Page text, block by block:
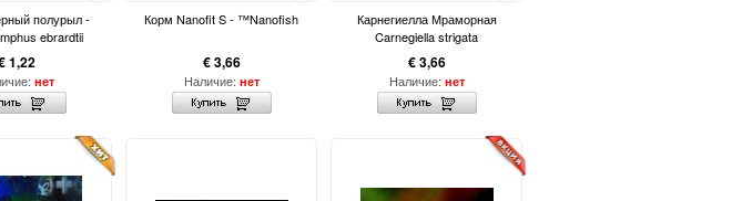
полурыл -
ebrardtii
1,22
нет
Корм Nanofit S - ™Nanofish
€ 3,66
Наличие: нет
Карнегиелла Мраморная
Carnegiella strigata
€ 3,66
Наличие: нет